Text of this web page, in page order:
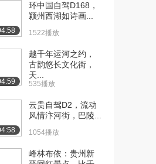
言论自由 不
环中国自驾D168，
颍州西湖如诗画...
1522播放
越千年运河之约，
古韵悠长文化街，
天...
535播放
云贵自驾D2，流动
风情汴河街，巴陵...
1054播放
峰林布依：贵州新